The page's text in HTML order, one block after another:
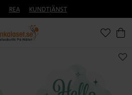
REA KUNDTJÄNST